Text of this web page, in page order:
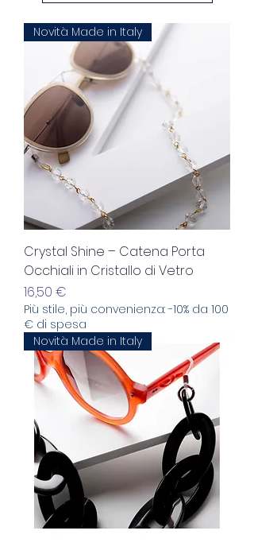
Novità Made in Italy
Crystal Shine – Catena Porta
Occhiali in Cristallo di Vetro
Prezzo
16,50 €
Più stile, più convenienza: -10% da 100
€ di spesa
Novità Made in Italy